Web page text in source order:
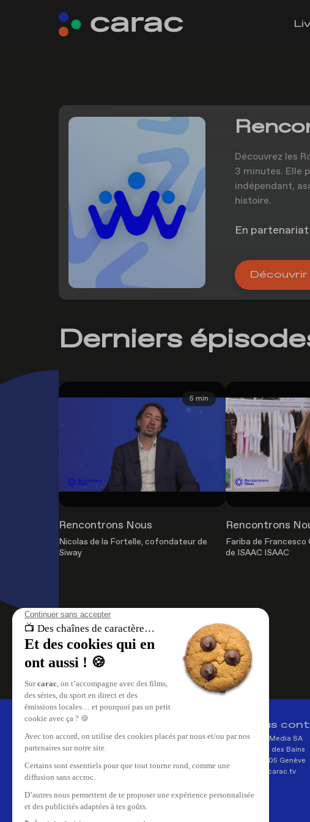
Découvrez les
3 minutes. Elle
indépendant,
histoire.
En
Découvrir
Derniers
5 min
Rencontrons Nous
Nicolas de la Fortelle, cofondateur de
Siway
Rencontrons
Fariba de
de ISAAC ISAAC
À propos de nous
carac , les chaînes de caractère.
Retrouvez le meilleur du
de vos émissions sur carac.tv.
reportages, cinéma, tout ce qui se
passe en Suisse Romande est sur
Nous
Carac Media SA
35, rue des Bains
CH-1205 Genève
info@carac.tv